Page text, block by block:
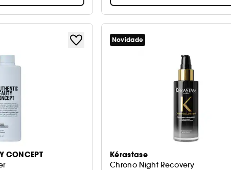
CONCEPT
Novidade
Kérastase
Chrono Night Recovery